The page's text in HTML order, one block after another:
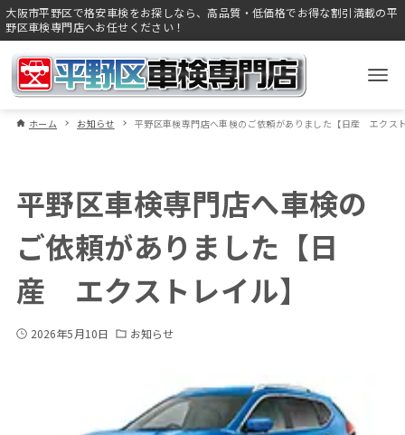
大阪市平野区で格安車検をお探しなら、高品質・低価格でお得な割引満載の平
野区車検専門店へお任せください！
ホーム お知らせ 平野区車検専門店へ車検のご依頼がありました【日産 エクス
平野区車検専門店へ車検の
ご依頼がありました【日
産 エクストレイル】
2026年5月10日 お知らせ